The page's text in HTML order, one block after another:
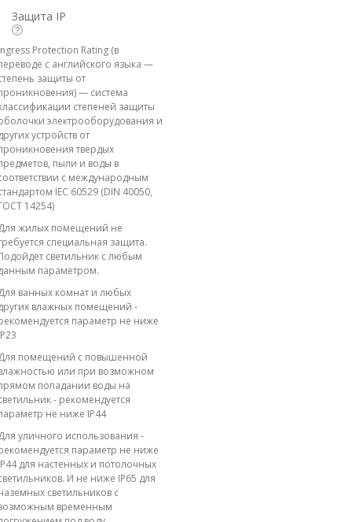
Защита IP
Protection Rating (в
с английского языка —
защиты от
— система
степеней защиты
электрооборудования и
устройств от
твёрдых
пыли и воды в
с международным
IEC 60529 (DIN 40050,
14254)
жилых помещений не
специальная защита.
светильник с любым
параметром.
ванных комнат и любых
влажных помещений -
параметр не ниже
помещений с повышенной
или при возможном
попадании воды на
- рекомендуется
не ниже IP44
уличного использования -
параметр не ниже
для настенных и потолочных
И не ниже IP65 для
светильников с
временным